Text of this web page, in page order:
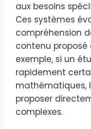
aux besoins
Ces systèmes
compréhension
contenu proposé
exemple, si un
rapidement
mathématiques,
proposer
complexes.